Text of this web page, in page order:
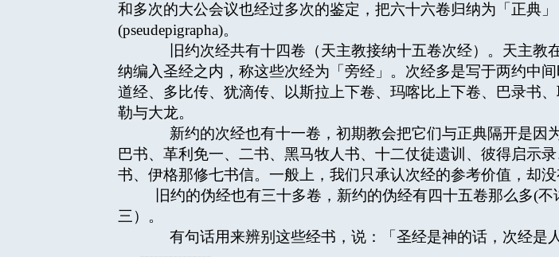
和多次的大公会议也经过多次的鉴定，把六十六卷归纳为「正典
(pseudepigrapha)。
旧约次经共有十四卷（天主教接纳十五卷次经）。天主教
纳编入圣经之内，称这些次经为「旁经」。次经多是写于两约中
道经、多比传、犹滴传、以斯拉上下卷、玛喀比上下卷、巴录书
勒与大龙。
新约的次经也有十一卷，初期教会把它们与正典隔开是因
巴书、革利免一、二书、黑马牧人书、十二仗徒遗训、彼得启示
书、伊格那修七书信。一般上，我们只承认次经的参考价值，却没
旧约的伪经也有三十多卷，新约的伪经有四十五卷那么多(
三）。
有句话用来辨别这些经书，说：「圣经是神的话，次经是人